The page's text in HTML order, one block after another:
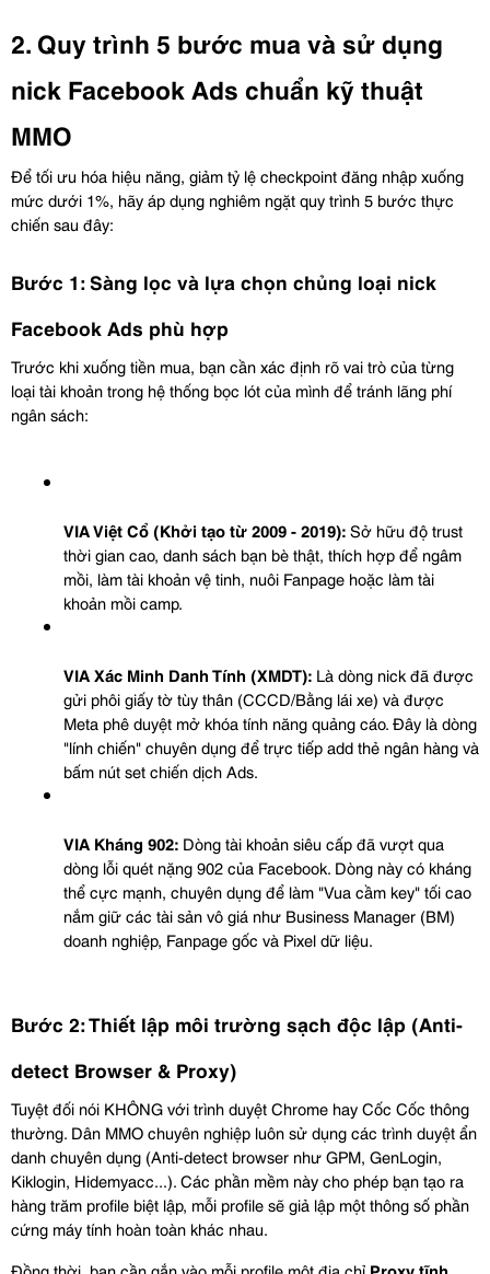
2. Quy trình 5 bước mua và sử dụng
nick Facebook Ads chuẩn kỹ thuật
MMO
Để tối ưu hóa hiệu năng, giảm tỷ lệ checkpoint đăng nhập xuống
mức dưới 1%, hãy áp dụng nghiêm ngặt quy trình 5 bước thực
chiến sau đây:
Bước 1: Sàng lọc và lựa chọn chủng loại nick
Facebook Ads phù hợp
Trước khi xuống tiền mua, bạn cần xác định rõ vai trò của từng
loại tài khoản trong hệ thống bọc lót của mình để tránh lãng phí
ngân sách:
VIA Việt Cổ (Khởi tạo từ 2009 - 2019): Sở hữu độ trust
thời gian cao, danh sách bạn bè thật, thích hợp để ngâm
mồi, làm tài khoản vệ tinh, nuôi Fanpage hoặc làm tài
khoản mồi camp.
VIA Xác Minh Danh Tính (XMDT): Là dòng nick đã được
gửi phôi giấy tờ tùy thân (CCCD/Bằng lái xe) và được
Meta phê duyệt mở khóa tính năng quảng cáo. Đây là dòng
"lính chiến" chuyên dụng để trực tiếp add thẻ ngân hàng và
bấm nút set chiến dịch Ads.
VIA Kháng 902: Dòng tài khoản siêu cấp đã vượt qua
dòng lỗi quét nặng 902 của Facebook. Dòng này có kháng
thể cực mạnh, chuyên dụng để làm "Vua cầm key" tối cao
nắm giữ các tài sản vô giá như Business Manager (BM)
doanh nghiệp, Fanpage gốc và Pixel dữ liệu.
Bước 2: Thiết lập môi trường sạch độc lập (Anti-
detect Browser & Proxy)
Tuyệt đối nói KHÔNG với trình duyệt Chrome hay Cốc Cốc thông
thường. Dân MMO chuyên nghiệp luôn sử dụng các trình duyệt ẩn
danh chuyên dụng (Anti-detect browser như GPM, GenLogin,
Kiklogin, Hidemyacc...). Các phần mềm này cho phép bạn tạo ra
hàng trăm profile biệt lập, mỗi profile sẽ giả lập một thông số phần
cứng máy tính hoàn toàn khác nhau.